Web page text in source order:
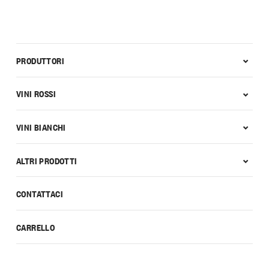
CONTATTACI
CARRELLO
PRODUTTORI
VINI ROSSI
VINI BIANCHI
ALTRI PRODOTTI